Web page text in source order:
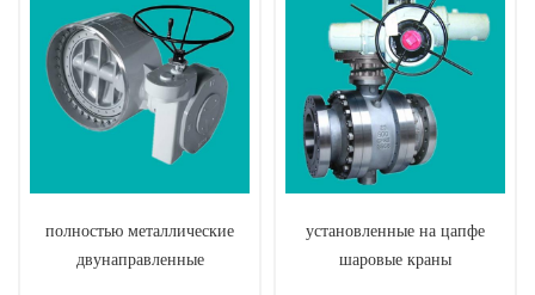
полностью металлические
двунаправленные
установленные на цапфе
шаровые краны